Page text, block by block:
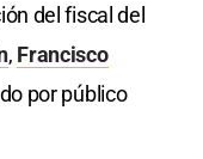
del fiscal del
, Francisco
por público